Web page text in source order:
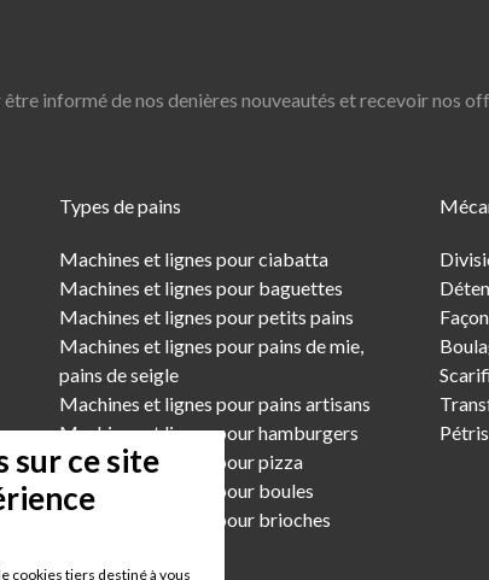
informé de nos denières nouveautés et recevoir nos
Types de pains
Machines et lignes pour ciabatta
Machines et lignes pour baguettes
Machines et lignes pour petits pains
Machines et lignes pour pains de mie,
pains de seigle
Machines et lignes pour pains artisans
Machines et lignes pour hamburgers
Machines et lignes pour pizza
Machines et lignes pour boules
Machines et lignes pour brioches
sur ce site
cookies tiers destiné à vous